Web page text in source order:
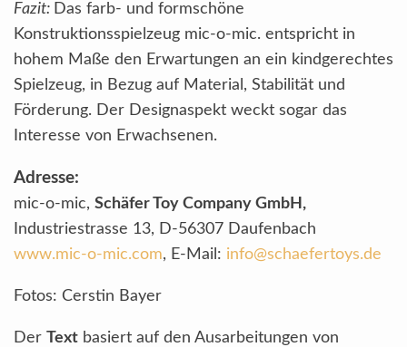
Fazit: Das farb- und formschöne
Konstruktionsspielzeug mic-o-mic. entspricht in
hohem Maße den Erwartungen an ein kindgerechtes
Spielzeug, in Bezug auf Material, Stabilität und
Förderung. Der Designaspekt weckt sogar das
Interesse von Erwachsenen.
Adresse:
mic-o-mic, Schäfer Toy Company GmbH,
Industriestrasse 13, D-56307 Daufenbach
www.mic-o-mic.com, E-Mail: info@schaefertoys.de
Fotos: Cerstin Bayer
Der Text basiert auf den Ausarbeitungen von